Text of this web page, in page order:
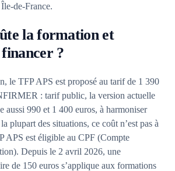
de-France.
la formation et
?
le TFP APS est proposé au tarif de 1 390
: tarif public, la version actuelle
aussi 990 et 1 400 euros, à harmoniser
plupart des situations, ce coût n’est pas à
APS est éligible au CPF (Compte
Depuis le 2 avril 2026, une
de 150 euros s’applique aux formations